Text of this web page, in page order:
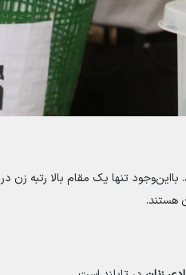
. بااین‌وجود تنها یک مقام بالا رتبه زن در
هستند.